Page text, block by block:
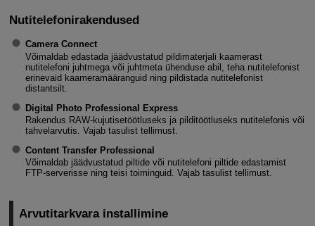
Nutitelefonirakendused
Camera Connect
Võimaldab edastada jäädvustatud pildimaterjali kaamerast
nutitelefoni juhtmega või juhtmeta ühenduse abil, teha nutitelefonist
erinevaid kaameramääranguid ning pildistada nutitelefonist
distantsilt.
Digital Photo Professional Express
Rakendus RAW-kujutisetöötluseks ja pilditöötluseks nutitelefonis või
tahvelarvutis. Vajab tasulist tellimust.
Content Transfer Professional
Võimaldab jäädvustatud piltide või nutitelefoni piltide edastamist
FTP-serverisse ning teisi toiminguid. Vajab tasulist tellimust.
Arvutitarkvara installimine